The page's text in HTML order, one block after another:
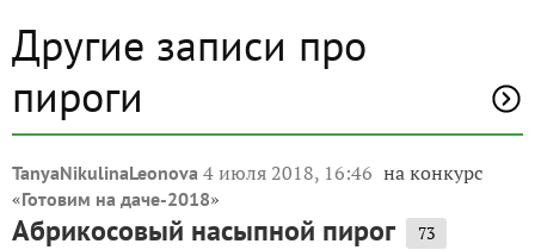
Другие записи про
пироги
TanyaNikulinaLeonova 4 июля 2018, 16:46 на конкурс
«Готовим на даче-2018»
Абрикосовый насыпной пирог 73